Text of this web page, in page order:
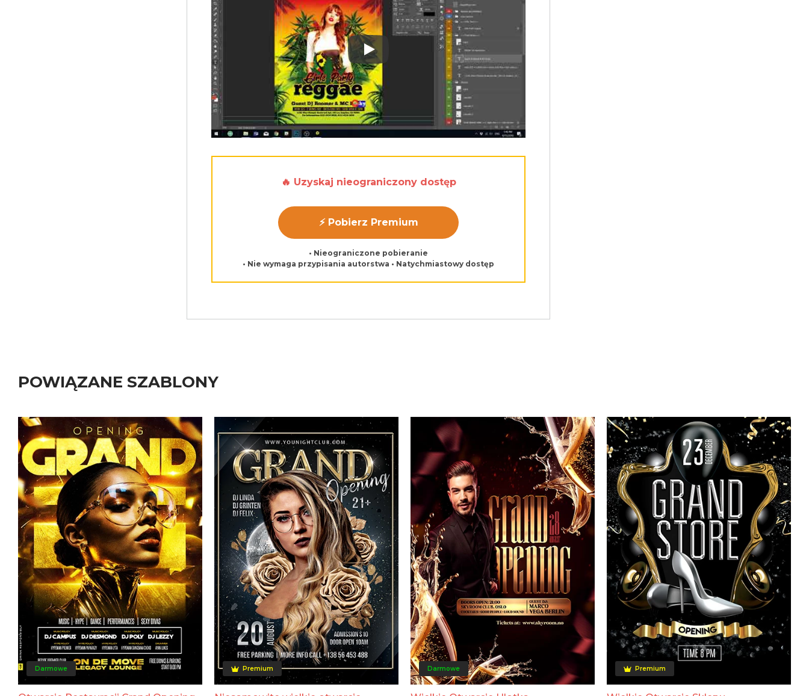
Play: Keynote (Google I/O '18)
🔥 Uzyskaj nieograniczony dostęp
⚡ Pobierz Premium
• Nieograniczone pobieranie
• Nie wymaga przypisania autorstwa • Natychmiastowy dostęp
POWIĄZANE SZABLONY
Darmowe Premium Darmowe Premium